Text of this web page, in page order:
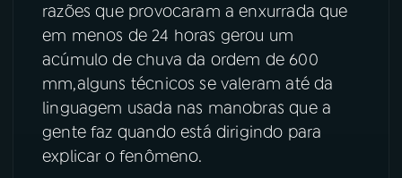
TikTok
razões que provocaram a enxurrada que
em menos de 24 horas gerou um
acúmulo de chuva da ordem de 600
mm,alguns técnicos se valeram até da
linguagem usada nas manobras que a
gente faz quando está dirigindo para
explicar o fenômeno.